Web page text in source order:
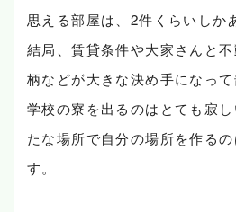
思える部屋は、2件くらいしか
結局、賃貸条件や大家さんと
柄などが大きな決め手になって
学校の寮を出るのはとても寂
たな場所で自分の場所を作る
す。